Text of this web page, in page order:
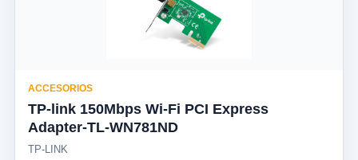
ACCESORIOS
TP-link 150Mbps Wi-Fi PCI Express
Adapter-TL-WN781ND
TP-LINK